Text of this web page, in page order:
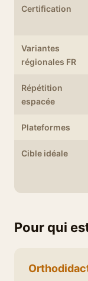
Certification
Variantes
régionales FR
Répétition
espacée
Plateformes
Cible idéale
Pour qui